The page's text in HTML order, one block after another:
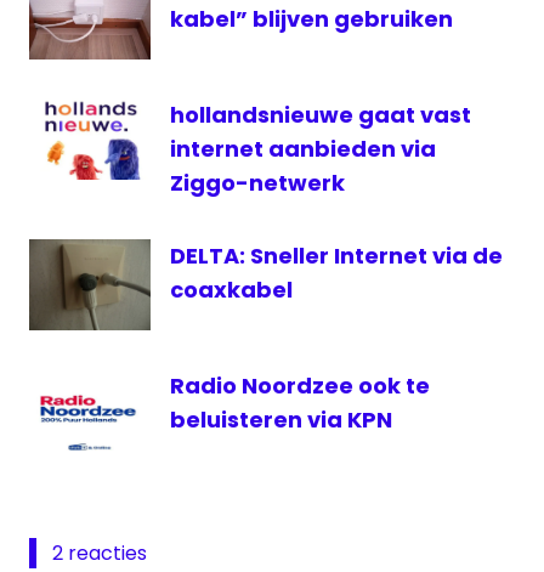
kabel” blijven gebruiken
hollandsnieuwe gaat vast
internet aanbieden via
Ziggo-netwerk
DELTA: Sneller Internet via de
coaxkabel
Radio Noordzee ook te
beluisteren via KPN
2 reacties